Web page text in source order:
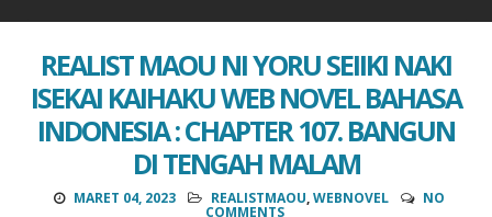
REALIST MAOU NI YORU SEIIKI NAKI
ISEKAI KAIHAKU WEB NOVEL BAHASA
INDONESIA : CHAPTER 107. BANGUN
DI TENGAH MALAM
MARET 04, 2023 REALISTMAOU,WEBNOVEL NO
COMMENTS